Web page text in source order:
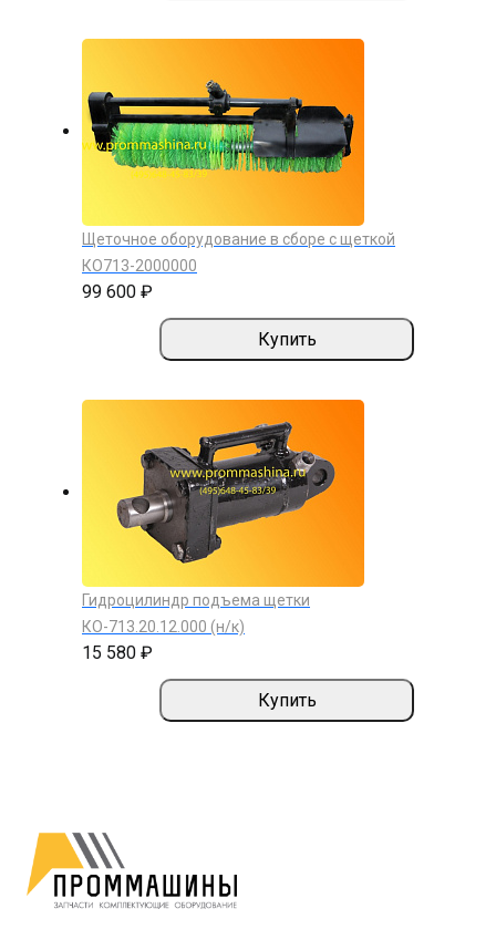
Щеточное оборудование в сборе с щеткой
КО713-2000000
99 600 ₽
Купить
Гидроцилиндр подъема щетки
КО-713.20.12.000 (н/к)
15 580 ₽
Купить